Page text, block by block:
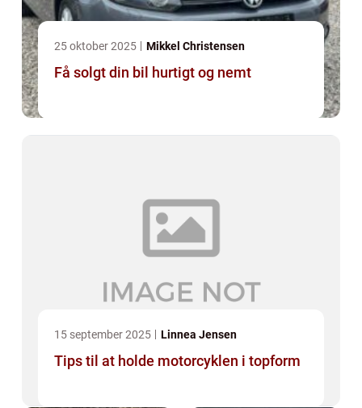
25 oktober 2025 Mikkel Christensen
Få solgt din bil hurtigt og nemt
15 september 2025 Linnea Jensen
Tips til at holde motorcyklen i topform